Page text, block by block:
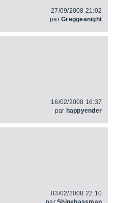
27/09/2008 21:02
parGreggeanight
16/02/2008 16:37
par happyender
03/02/2008 22:10